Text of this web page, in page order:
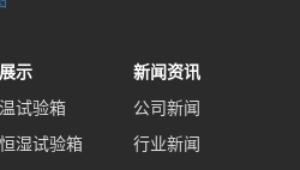
示
试验箱
湿试验箱
新闻资讯
公司新闻
行业新闻